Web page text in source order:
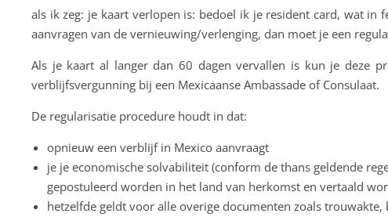
als ik zeg: je kaart verlopen is: bedoel ik je resident card, wat
aanvragen van de vernieuwing/verlenging, dan moet je een
Als je kaart al langer dan 60 dagen vervallen is kun je deze
verblijfsvergunning bij een Mexicaanse Ambassade of Consulaat.
De regularisatie procedure houdt in dat:
opnieuw een verblijf in Mexico aanvraagt
je je economische solvabiliteit (conform de thans geldende
gepostuleerd worden in het land van herkomst en vertaald
hetzelfde geldt voor alle overige documenten zoals trouwakte,